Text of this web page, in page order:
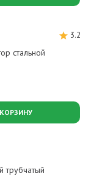
3.2
стальной
трубчатый